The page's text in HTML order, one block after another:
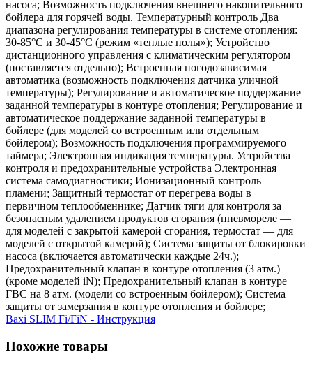
насоса; Возможность подключения внешнего накопительного
бойлера для горячей воды. Температурный контроль Два
диапазона регулирования температуры в системе отопления:
30-85°С и 30-45°С (режим «теплые полы»); Устройство
дистанционного управления с климатическим регулятором
(поставляется отдельно); Встроенная погодозависимая
автоматика (возможность подключения датчика уличной
температуры); Регулирование и автоматическое поддержание
заданной температуры в контуре отопления; Регулирование и
автоматическое поддержание заданной температуры в
бойлере (для моделей со встроенным или отдельным
бойлером); Возможность подключения программируемого
таймера; Электронная индикация температуры. Устройства
контроля и предохранительные устройства Электронная
система самодиагностики; Ионизационный контроль
пламени; Защитный термостат от перегрева воды в
первичном теплообменнике; Датчик тяги для контроля за
безопасным удалением продуктов сгорания (пневмореле —
для моделей с закрытой камерой сгорания, термостат — для
моделей с открытой камерой); Система защиты от блокировки
насоса (включается автоматически каждые 24ч.);
Предохранительный клапан в контуре отопления (3 атм.)
(кроме моделей iN); Предохранительный клапан в контуре
ГВС на 8 атм. (модели со встроенным бойлером); Система
защиты от замерзания в контуре отопления и бойлере;
Baxi SLIM Fi/FiN - Инструкция
Похожие товары